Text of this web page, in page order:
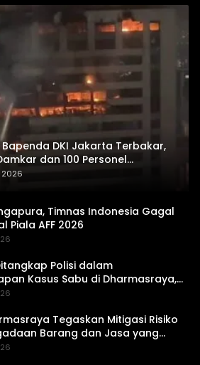
DKI Jakarta Terbakar,
dan 100 Personel
2026
Timnas Indonesia Gagal
Piala AFF 2026
Polisi dalam
Kasus Sabu di Dharmasraya,
Digital hingga Bong Disita
Tegaskan Mitigasi Risiko
Barang dan Jasa yang